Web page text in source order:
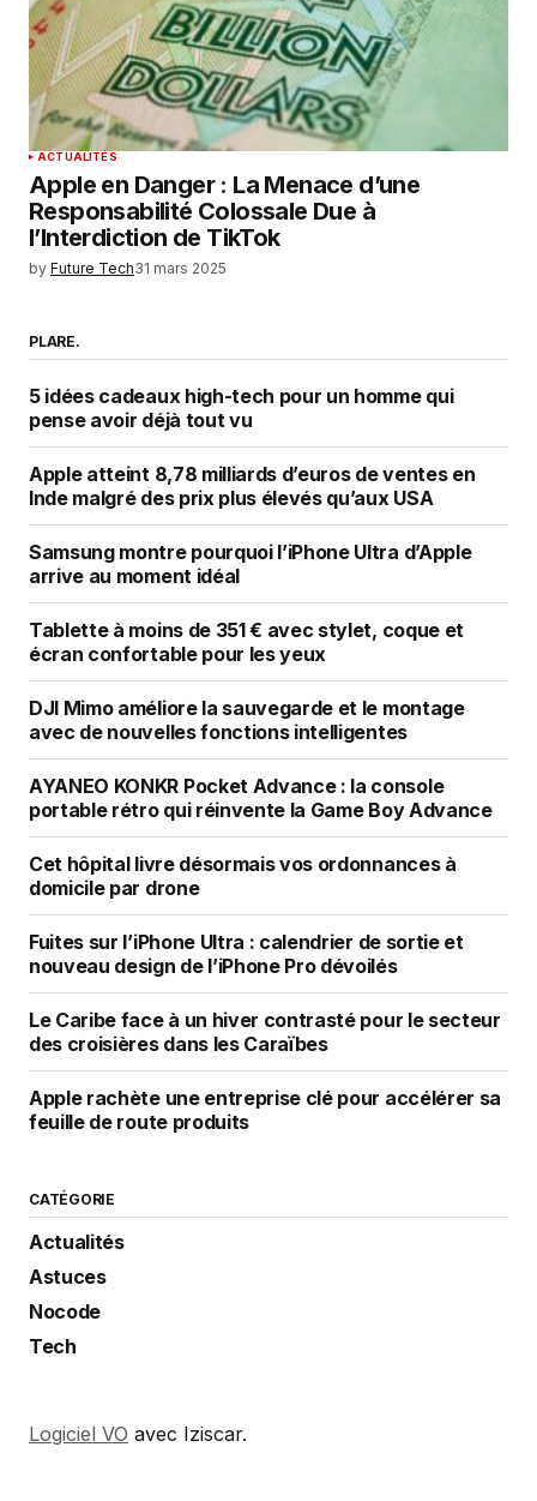
ACTUALITÉS
Apple en Danger : La Menace d’une
Responsabilité Colossale Due à
l’Interdiction de TikTok
by Future Tech31 mars 2025
PLARE.
5 idées cadeaux high-tech pour un homme qui
pense avoir déjà tout vu
Apple atteint 8,78 milliards d’euros de ventes en
Inde malgré des prix plus élevés qu’aux USA
Samsung montre pourquoi l’iPhone Ultra d’Apple
arrive au moment idéal
Tablette à moins de 351 € avec stylet, coque et
écran confortable pour les yeux
DJI Mimo améliore la sauvegarde et le montage
avec de nouvelles fonctions intelligentes
AYANEO KONKR Pocket Advance : la console
portable rétro qui réinvente la Game Boy Advance
Cet hôpital livre désormais vos ordonnances à
domicile par drone
Fuites sur l’iPhone Ultra : calendrier de sortie et
nouveau design de l’iPhone Pro dévoilés
Le Caribe face à un hiver contrasté pour le secteur
des croisières dans les Caraïbes
Apple rachète une entreprise clé pour accélérer sa
feuille de route produits
CATÉGORIE
Actualités
Astuces
Nocode
Tech
Logiciel VO avec Iziscar.